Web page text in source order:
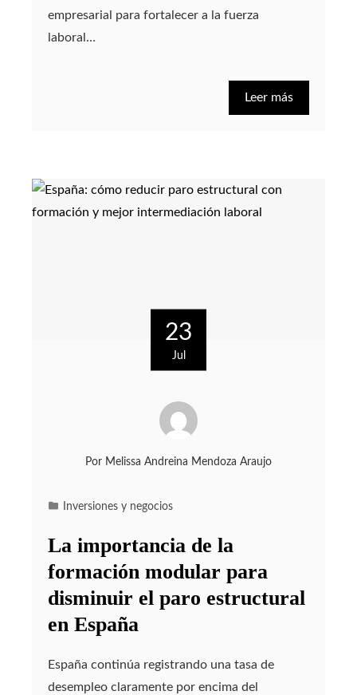
empresarial para fortalecer a la fuerza
laboral…
Leer más
23
Jul
Por Melissa Andreina Mendoza Araujo
Inversiones y negocios
La importancia de la
formación modular para
disminuir el paro estructural
en España
España continúa registrando una tasa de
desempleo claramente por encima del